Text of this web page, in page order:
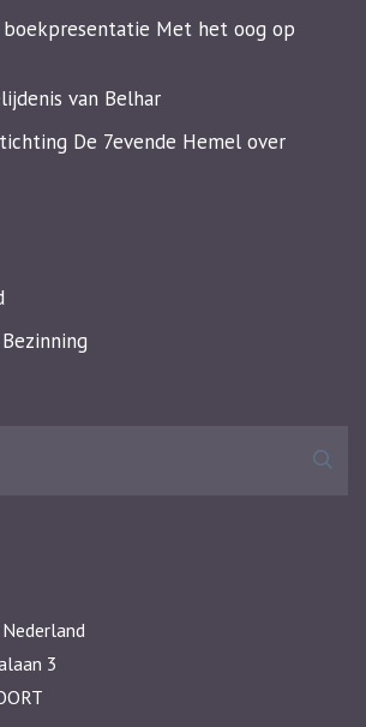
boekpresentatie Met het oog op
van Belhar
De 7evende Hemel over
3